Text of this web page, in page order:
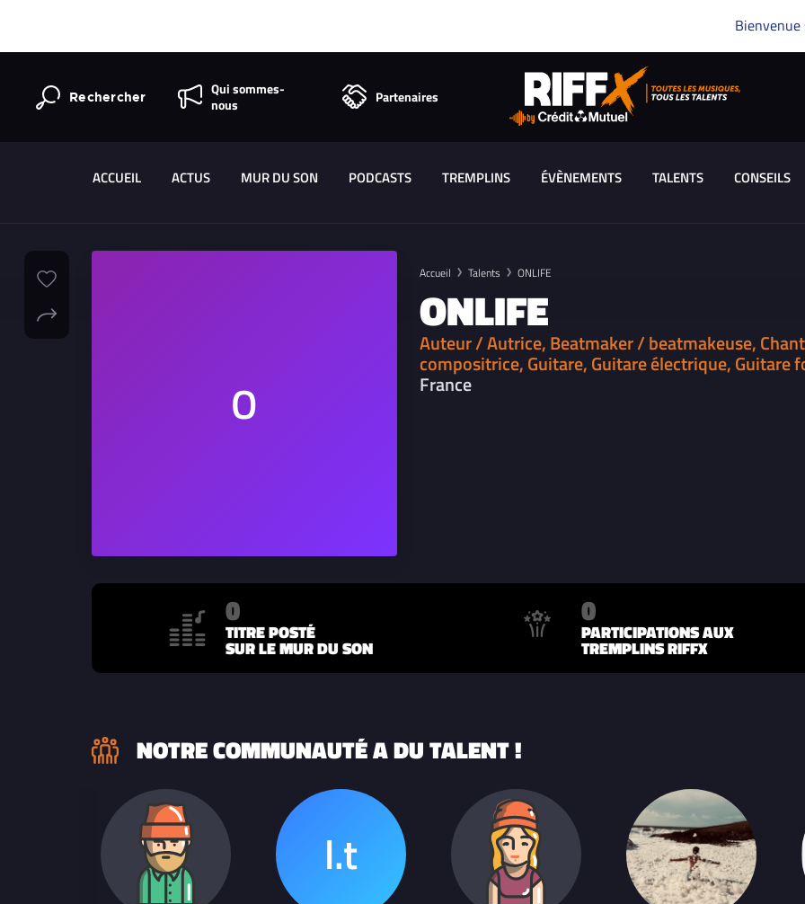
Bienvenue
Rechercher
Qui sommes-
nous
Partenaires
ACCUEIL ACTUS MUR DU SON PODCASTS TREMPLINS ÉVÈNEMENTS TALENTS CONSEILS
Accueil Talents ONLIFE
ONLIFE
Auteur / Autrice, Beatmaker / beatmakeuse,
compositrice, Guitare, Guitare électrique, Guitare
France
0
TITRE POSTÉ
SUR LE MUR DU SON
0
PARTICIPATIONS AUX
TREMPLINS RIFFX
NOTRE COMMUNAUTÉ A DU TALENT !